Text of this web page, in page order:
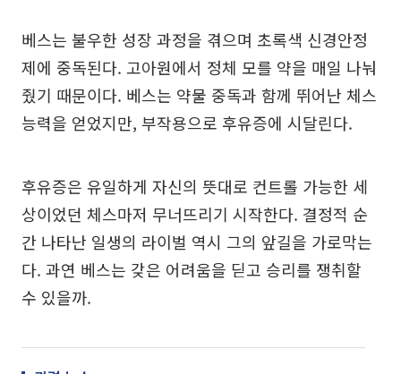
베스는 불우한 성장 과정을 겪으며 초록색 신경안정
제에 중독된다. 고아원에서 정체 모를 약을 매일 나눠
줬기 때문이다. 베스는 약물 중독과 함께 뛰어난 체스
능력을 얻었지만, 부작용으로 후유증에 시달린다.
후유증은 유일하게 자신의 뜻대로 컨트롤 가능한 세
상이었던 체스마저 무너뜨리기 시작한다. 결정적 순
간 나타난 일생의 라이벌 역시 그의 앞길을 가로막는
다. 과연 베스는 갖은 어려움을 딛고 승리를 쟁취할
수 있을까.